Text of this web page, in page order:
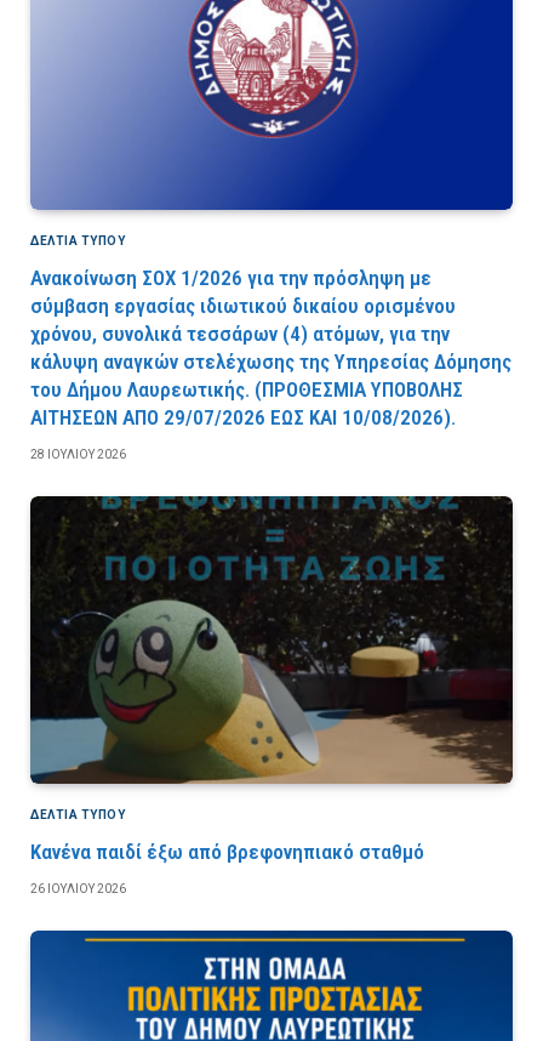
ΔΕΛΤΙΑ ΤΥΠΟΥ
Ανακοίνωση ΣΟΧ 1/2026 για την πρόσληψη με
σύμβαση εργασίας ιδιωτικού δικαίου ορισμένου
χρόνου, συνολικά τεσσάρων (4) ατόμων, για την
κάλυψη αναγκών στελέχωσης της Υπηρεσίας Δόμησης
του Δήμου Λαυρεωτικής. (ΠPOΘEΣMIA YΠOBOΛHΣ
AITHΣEΩN AΠO 29/07/2026 EΩΣ KAI 10/08/2026).
28 ΙΟΥΛΊΟΥ 2026
ΔΕΛΤΙΑ ΤΥΠΟΥ
Κανένα παιδί έξω από βρεφονηπιακό σταθμό
26 ΙΟΥΛΊΟΥ 2026